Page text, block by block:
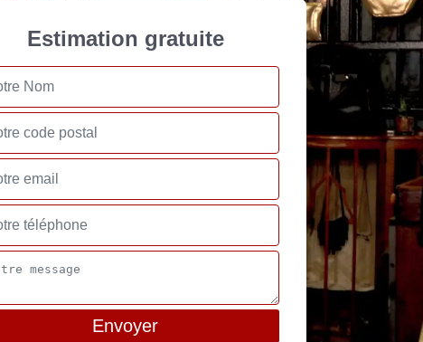
Estimation gratuite